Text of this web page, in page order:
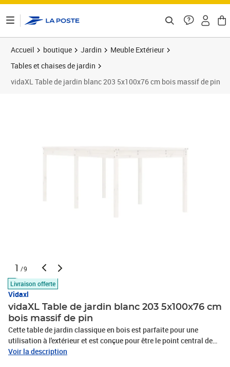
Accueil boutique Jardin
Meuble Extérieur
Tables et chaises de jardin
vidaXL Table de jardin blanc 203 5x100x76 cm bois massif de pin
1 /9
Livraison offerte
Vidaxl
vidaXL Table de jardin blanc 203 5x100x76 cm
bois massif de pin
Cette table de jardin classique en bois est parfaite pour une
utilisation à l'extérieur et est conçue pour être le point central de
votre jardin, terrasse ou patio, etc. Bois de pin massif : la table
Voir la description